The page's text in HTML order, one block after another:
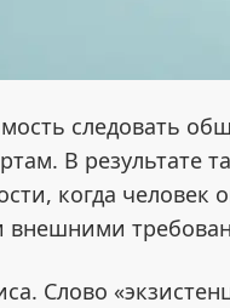
следовать
В результате
когда человек
внешними
Слово